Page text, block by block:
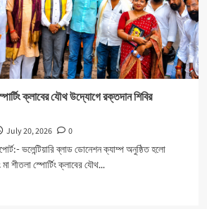
ক্লাবের যৌথ উদ্যোগে রক্তদান শিবির
July 20, 2026
0
ভলেন্টিয়ারি ব্লাড ডোনেশন ক্যাম্প অনুষ্ঠিত হলো
শীতলা স্পোর্টিং ক্লাবের যৌথ...